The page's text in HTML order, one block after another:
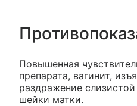
Повышенная
препарата, вагинит,
раздражение
шейки матки.